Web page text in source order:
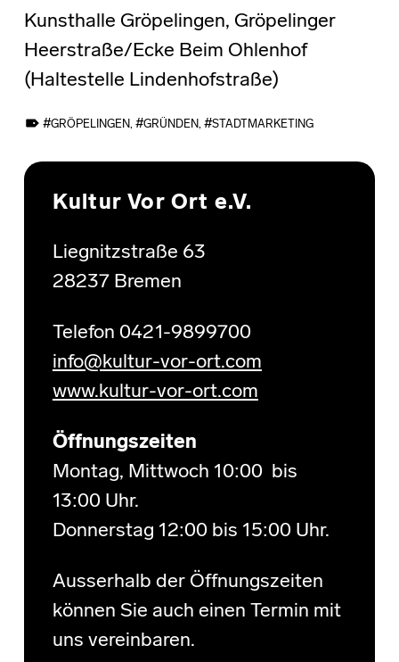
Kunsthalle Gröpelingen, Gröpelinger
Heerstraße/Ecke Beim Ohlenhof
(Haltestelle Lindenhofstraße)
GRÖPELINGEN, GRÜNDEN, STADTMARKETING
Skip back to main navigation
Kultur Vor Ort e.V.
Liegnitzstraße 63
28237 Bremen
Telefon 0421-9899700
info@kultur-vor-ort.com
www.kultur-vor-ort.com
Öffnungszeiten
Montag, Mittwoch 10:00 bis
13:00 Uhr.
Donnerstag 12:00 bis 15:00 Uhr.
Ausserhalb der Öffnungszeiten
können Sie auch einen Termin mit
uns vereinbaren.